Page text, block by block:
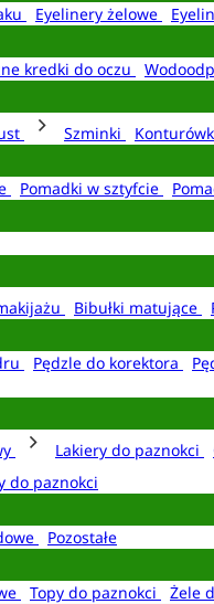
Eyelinery żelowe
kredki do oczu
Szminki
Pomadki w sztyfcie
Bibułki matujące
Pędzle do korektora
Lakiery do paznokci
do paznokci
Pozostałe
Topy do paznokci Żele